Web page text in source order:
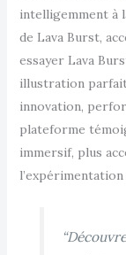
intelligemment à
de Lava Burst,
essayer Lava
illustration
innovation,
plateforme
immersif, plus